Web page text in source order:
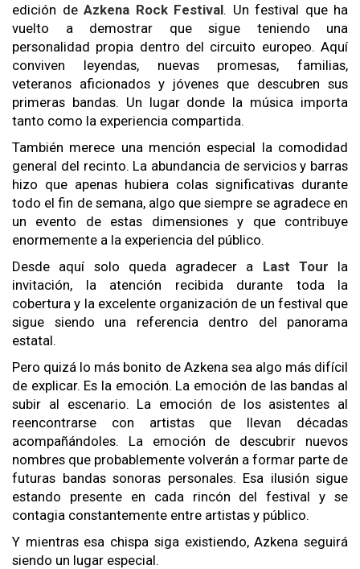
edición de Azkena Rock Festival. Un festival que ha
vuelto a demostrar que sigue teniendo una
personalidad propia dentro del circuito europeo. Aquí
conviven leyendas, nuevas promesas, familias,
veteranos aficionados y jóvenes que descubren sus
primeras bandas. Un lugar donde la música importa
tanto como la experiencia compartida.
También merece una mención especial la comodidad
general del recinto. La abundancia de servicios y barras
hizo que apenas hubiera colas significativas durante
todo el fin de semana, algo que siempre se agradece en
un evento de estas dimensiones y que contribuye
enormemente a la experiencia del público.
Desde aquí solo queda agradecer a Last Tour la
invitación, la atención recibida durante toda la
cobertura y la excelente organización de un festival que
sigue siendo una referencia dentro del panorama
estatal.
Pero quizá lo más bonito de Azkena sea algo más difícil
de explicar. Es la emoción. La emoción de las bandas al
subir al escenario. La emoción de los asistentes al
reencontrarse con artistas que llevan décadas
acompañándoles. La emoción de descubrir nuevos
nombres que probablemente volverán a formar parte de
futuras bandas sonoras personales. Esa ilusión sigue
estando presente en cada rincón del festival y se
contagia constantemente entre artistas y público.
Y mientras esa chispa siga existiendo, Azkena seguirá
siendo un lugar especial.